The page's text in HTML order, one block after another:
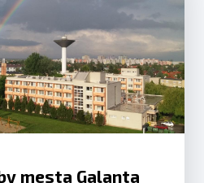
mesta Galanta